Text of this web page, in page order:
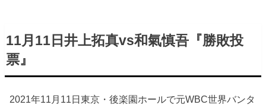
11月11日井上拓真vs和氣慎吾『勝敗投
票』
2021年11月11日東京・後楽園ホールで元WBC世界バンタ